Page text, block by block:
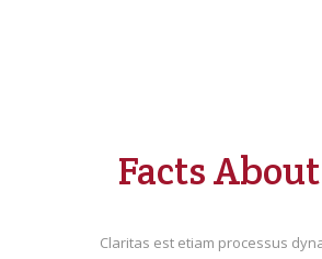
Facts
Claritas est etiam processus